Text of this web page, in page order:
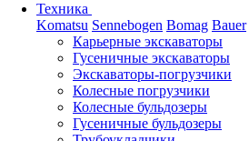
Техника
Komatsu Sennebogen Bomag Bauer
Карьерные экскаваторы
Гусеничные экскаваторы
Экскаваторы-погрузчики
Колесные погрузчики
Колесные бульдозеры
Гусеничные бульдозеры